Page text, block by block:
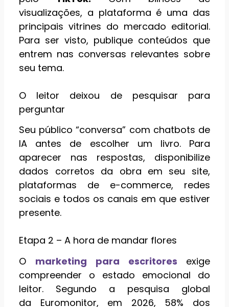
visualizações, a plataforma é uma das
principais vitrines do mercado editorial.
Para ser visto, publique conteúdos que
entrem nas conversas relevantes sobre
seu tema.
O leitor deixou de pesquisar para
perguntar
Seu público “conversa” com chatbots de
IA antes de escolher um livro. Para
aparecer nas respostas, disponibilize
dados corretos da obra em seu site,
plataformas de e-commerce, redes
sociais e todos os canais em que estiver
presente.
Etapa 2 – A hora de mandar flores
O marketing para escritores
exige
compreender o estado emocional do
leitor. Segundo a pesquisa global
da Euromonitor, em 2026, 58% dos